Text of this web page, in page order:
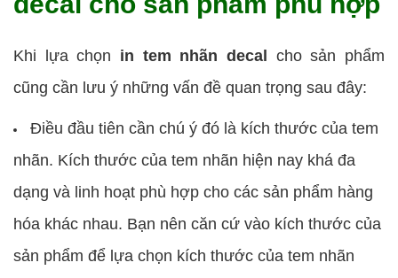
Khi lựa chọn in tem nhãn decal cho sản phẩm
cũng cần lưu ý những vấn đề quan trọng sau đây:
Điều đầu tiên cần chú ý đó là kích thước của tem
nhãn. Kích thước của tem nhãn hiện nay khá đa
dạng và linh hoạt phù hợp cho các sản phẩm hàng
hóa khác nhau. Bạn nên căn cứ vào kích thước của
sản phẩm để lựa chọn kích thước của tem nhãn